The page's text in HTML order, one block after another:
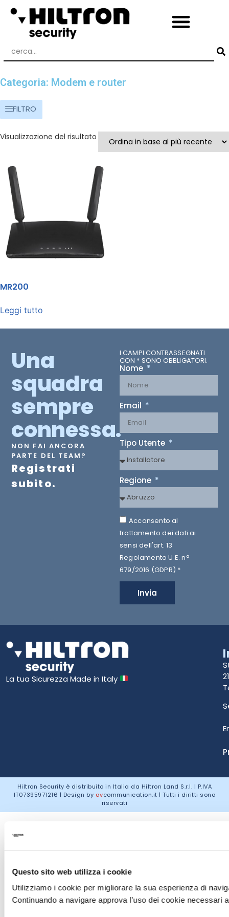
Questo sito web utilizza i cookie
Utilizziamo i cookie per migliorare la sua esperienza di
Continuando a navigare approva l'uso dei cookie necessari
Categoria: Modem e router
FILTRO
Visualizzazione del risultato
MR200
Leggi tutto
Una
squadra
sempre
connessa.
NON FAI ANCORA
PARTE DEL TEAM?
Registrati
subito.
I CAMPI CONTRASSEGNATI
CON * SONO OBBLIGATORI.
Nome
Email
Tipo Utente
Regione
Acconsento al
trattamento dei dati ai
sensi dell'art. 13
Regolamento U.E. n°
679/2016 (GDPR) *
Invia
La tua Sicurezza Made in Italy
Hiltron Security è distribuito in Italia da Hiltron Land S.r.l. | P.IVA
IT07395971216 | Design by avcommunication.it | Tutti i diritti sono
riservati